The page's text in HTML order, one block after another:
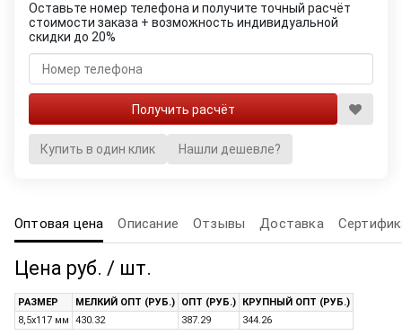
Оставьте номер телефона и получите точный расчёт
стоимости заказа + возможность индивидуальной
скидки до 20%
Купить в один клик Нашли дешевле?
Оптовая цена Описание Отзывы Доставка
Цена руб. / шт.
РАЗМЕР МЕЛКИЙ ОПТ (РУБ.) ОПТ (РУБ.)
КРУПНЫЙ ОПТ (РУБ.)
8,5х117 мм
430.32 387.29 344.26